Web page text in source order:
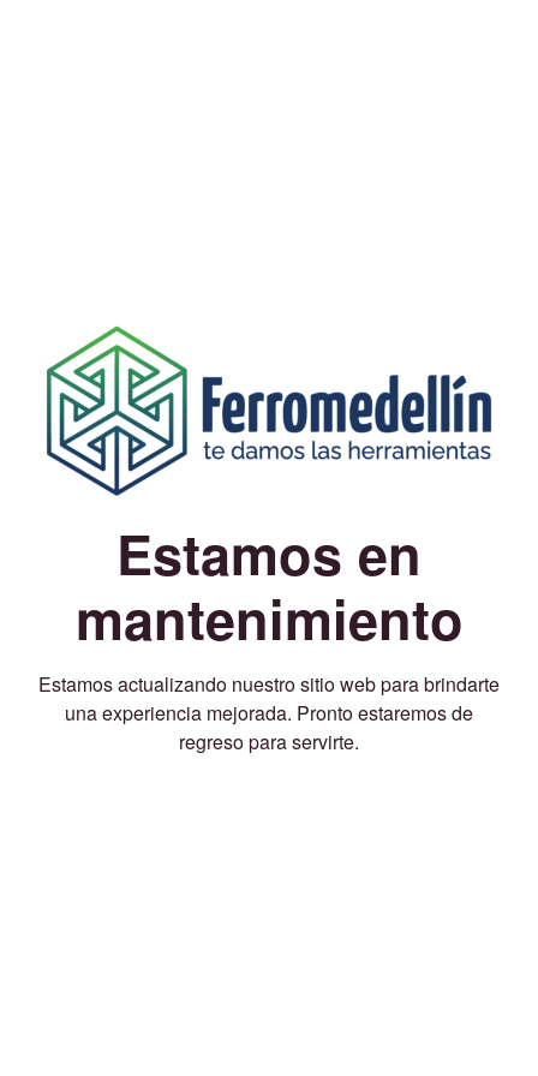
Estamos en
mantenimiento
Estamos actualizando nuestro sitio web para brindarte
una experiencia mejorada. Pronto estaremos de
regreso para servirte.